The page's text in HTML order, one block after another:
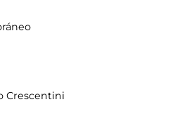
Crescentini